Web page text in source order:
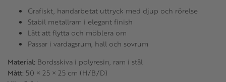
Grafiskt, handarbetat uttryck med djup och rörelse
Stabil metallram i elegant finish
Lätt att flytta och möblera om
Passar i vardagsrum, hall och sovrum
Material: Bordsskiva i polyresin, ram i stål
Mått: 50 × 25 × 25 cm (H/B/D)